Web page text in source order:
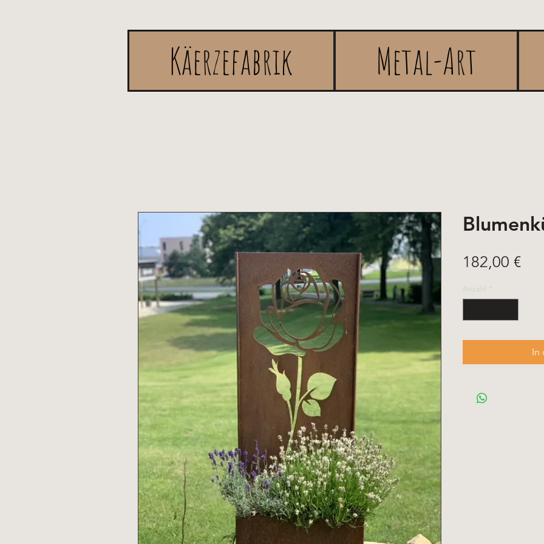
Käerzefabrik Metal-Art
182,00 €Preis
Anzahl
In